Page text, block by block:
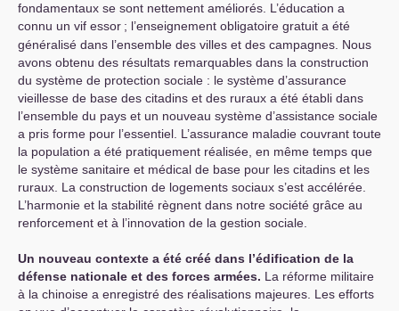
fondamentaux se sont nettement améliorés. L’éducation a
connu un vif essor ; l’enseignement obligatoire gratuit a été
généralisé dans l’ensemble des villes et des campagnes. Nous
avons obtenu des résultats remarquables dans la construction
du système de protection sociale : le système d’assurance
vieillesse de base des citadins et des ruraux a été établi dans
l’ensemble du pays et un nouveau système d’assistance sociale
a pris forme pour l’essentiel. L’assurance maladie couvrant toute
la population a été pratiquement réalisée, en même temps que
le système sanitaire et médical de base pour les citadins et les
ruraux. La construction de logements sociaux s’est accélérée.
L’harmonie et la stabilité règnent dans notre société grâce au
renforcement et à l’innovation de la gestion sociale.
Un nouveau contexte a été créé dans l’édification de la
défense nationale et des forces armées. La réforme militaire
à la chinoise a enregistré des réalisations majeures. Les efforts